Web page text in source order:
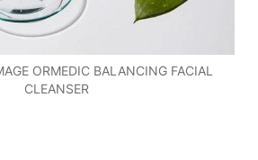
ORMEDIC BALANCING FACIAL
CLEANSER